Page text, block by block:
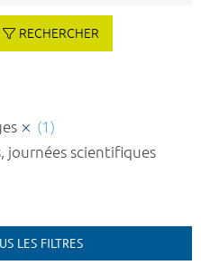
RECHERCHER
(1)
journées scientifiques
LES FILTRES